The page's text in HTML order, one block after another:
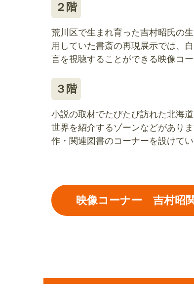
２階
荒川区で生まれ育った吉村昭氏の
用していた書斎の再現展示では、
言を視聴することができる映像コー
３階
小説の取材でたびたび訪れた北海
世界を紹介するゾーンなどがあり
作・関連図書のコーナーを設けてい
映像コーナー 吉村昭